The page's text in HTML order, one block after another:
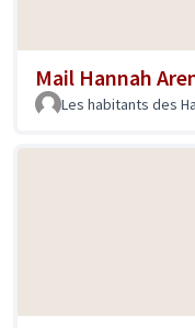
Mail Hannah
Les habitants des